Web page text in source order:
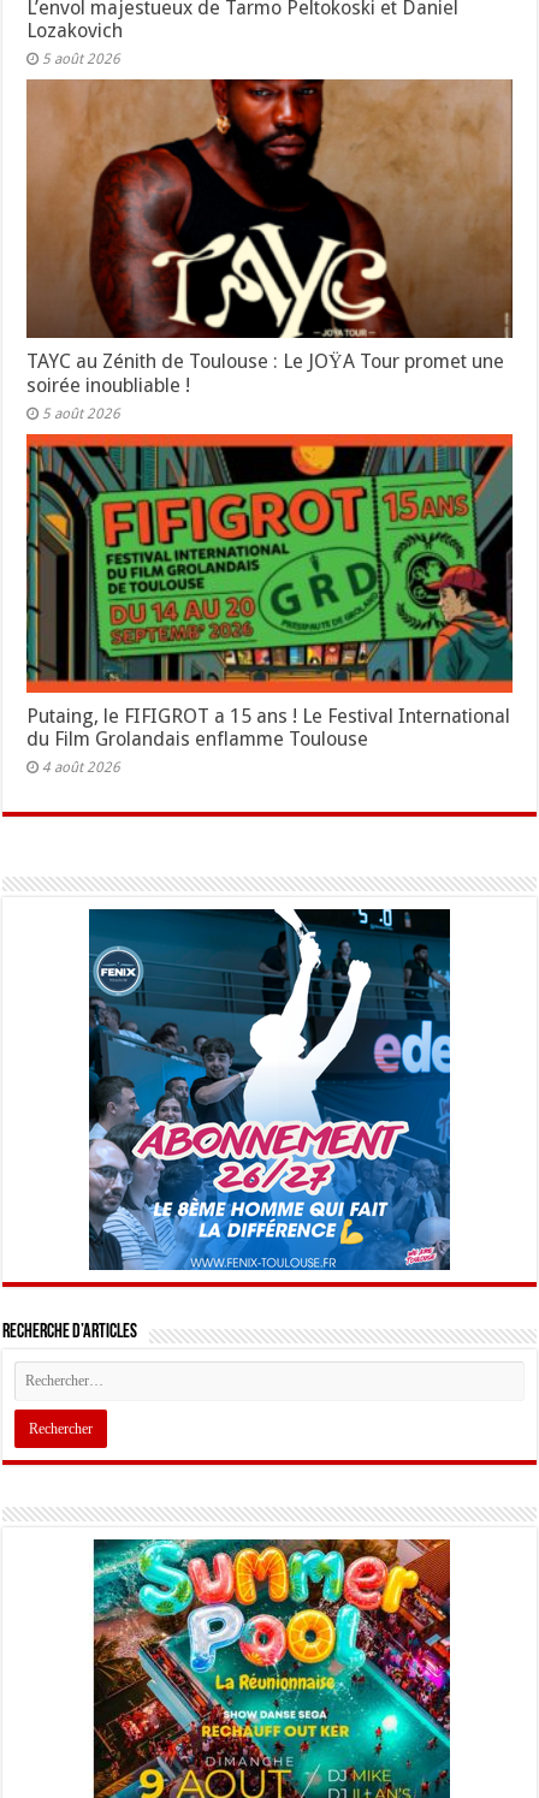
L’envol majestueux de Tarmo Peltokoski et Daniel
Lozakovich
5 août 2026
TAYC au Zénith de Toulouse : Le JOŸA Tour promet une
soirée inoubliable !
5 août 2026
Putaing, le FIFIGROT a 15 ans ! Le Festival International
du Film Grolandais enflamme Toulouse
4 août 2026
Recherche d’articles